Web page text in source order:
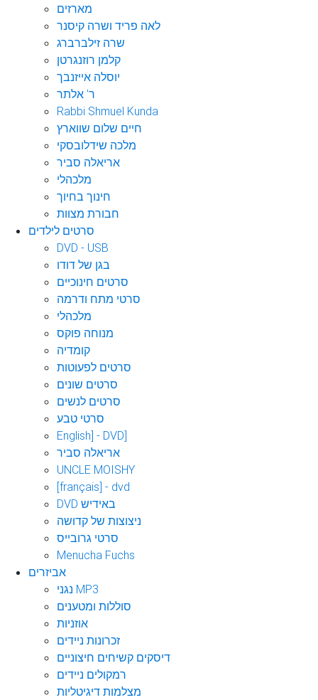
מארזים
לאה פריד ושרה קיסנר
שרה זילברברג
קלמן רוזנגרטן
יוסלה אייזנבך
ר' אלתר
Rabbi Shmuel Kunda
חיים שלום שווארץ
מלכה שידלובסקי
אריאלה סביר
מלכהלי
חינוך בחיוך
חבורת מצוות
סרטים לילדים
DVD - USB
בגן של דודו
סרטים חינוכיים
סרטי מתח ודרמה
מלכהלי
מנוחה פוקס
קומדיה
סרטים לפעוטות
סרטים שונים
סרטים לנשים
סרטי טבע
English] - DVD]
אריאלה סביר
UNCLE MOISHY
[français] - dvd
DVD באידיש
ניצוצות של קדושה
סרטי גרובייס
Menucha Fuchs
אביזרים
נגני MP3
סוללות ומטענים
אוזניות
זכרונות ניידים
דיסקים קשיחים חיצוניים
רמקולים ניידים
מצלמות דיגיטליות